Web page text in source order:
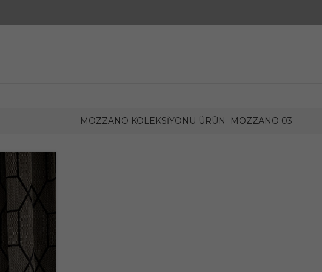
MOZZANO KOLEKSIYONU ÜRÜN MOZZANO 03